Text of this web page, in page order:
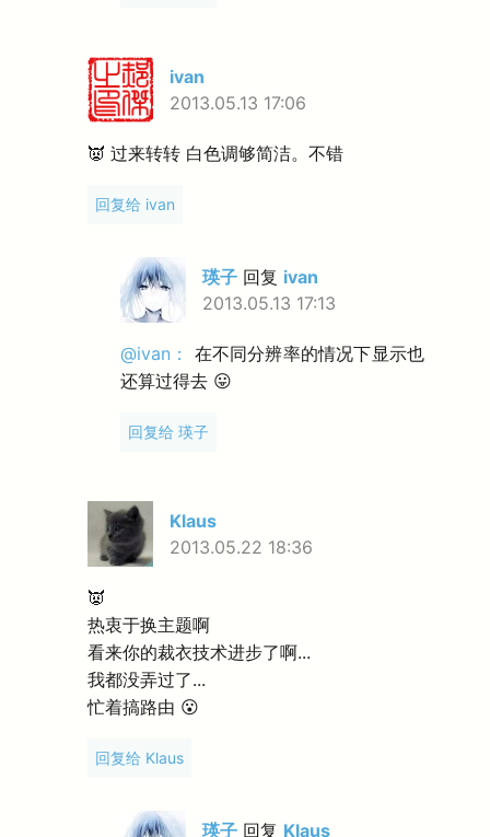
ivan
2013.05.13 17:06
👿 过来转转 白色调够简洁。不错
回复给 ivan
瑛子 回复 ivan
2013.05.13 17:13
@ivan： 在不同分辨率的情况下显示也
还算过得去 😛
回复给 瑛子
Klaus
2013.05.22 18:36
👿
热衷于换主题啊
看来你的裁衣技术进步了啊...
我都没弄过了...
忙着搞路由 😮
回复给 Klaus
瑛子 回复 Klaus